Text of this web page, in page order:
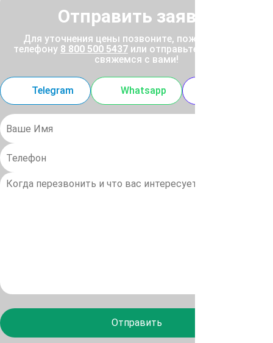
Отправить заявку
Для уточнения цены позвоните, пожалуйста, по
телефону 8 800 500 5437 или отправьте заявку, и мы
свяжемся с вами!
Telegram Whatsapp
Отправить